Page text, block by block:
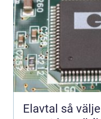
Elavtal så väljer du tryggt och